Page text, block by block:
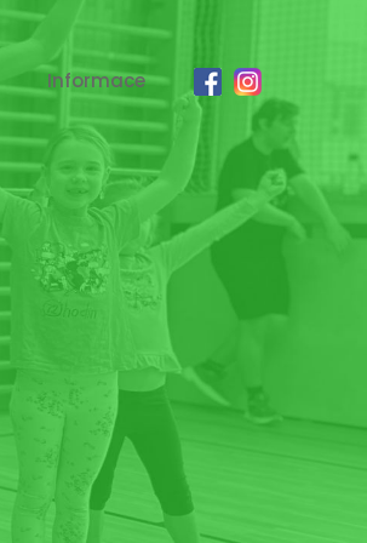
Informace